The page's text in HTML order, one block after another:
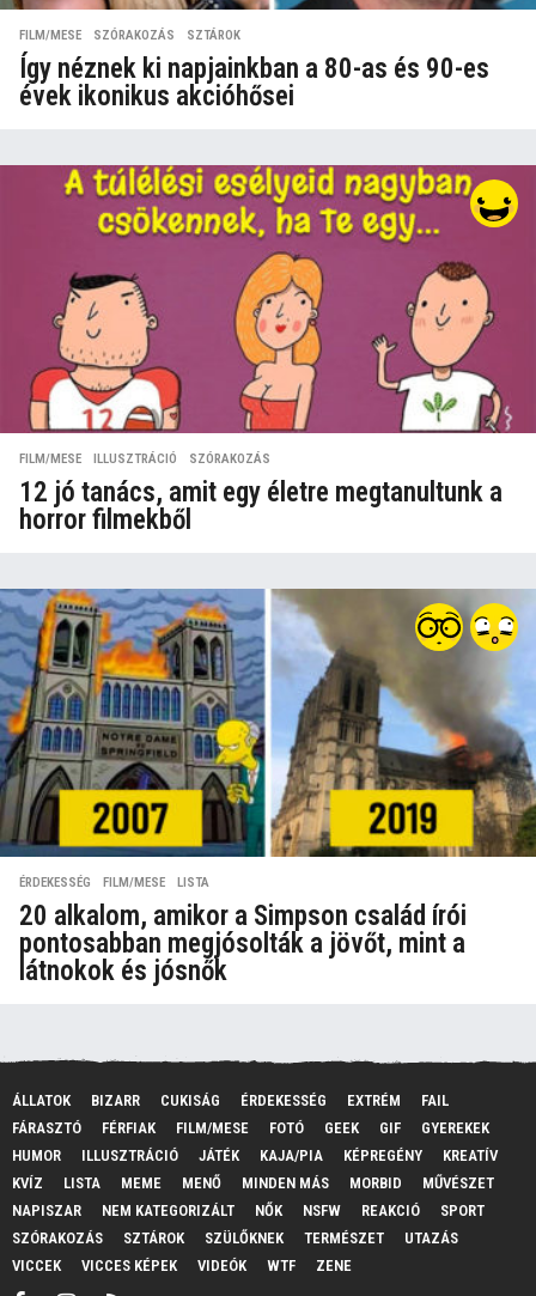
FILM/MESE ,SZÓRAKOZÁS ,SZTÁROK
Így néznek ki napjainkban a 80-as és 90-es
évek ikonikus akcióhősei
FILM/MESE ILLUSZTRÁCIÓ ,SZÓRAKOZÁS
12 jó tanács, amit egy életre megtanultunk a
horror filmekből
ÉRDEKESSÉG ,FILM/MESE ,LISTA
20 alkalom, amikor a Simpson család írói
pontosabban megjósolták a jövőt, mint a
látnokok és jósnők
ÁLLATOK BIZARR CUKISÁG ÉRDEKESSÉG EXTRÉM
FAIL
FÁRASZTÓ
FÉRFIAK FILM/MESE FOTÓ GEEK GIF
GYEREKEK
HUMOR
ILLUSZTRÁCIÓ JÁTÉK KAJA/PIA KÉPREGÉNY
KREATÍV
KVÍZ
LISTA MEME MENŐ MINDEN MÁS MORBID
MŰVÉSZET
NAPISZAR
NEM KATEGORIZÁLT NŐK NSFW REAKCIÓ
SPORT
SZÓRAKOZÁS
SZTÁROK SZÜLŐKNEK TERMÉSZET
UTAZÁS
VICCEK
VICCES KÉPEK VIDEÓK WTF ZENE